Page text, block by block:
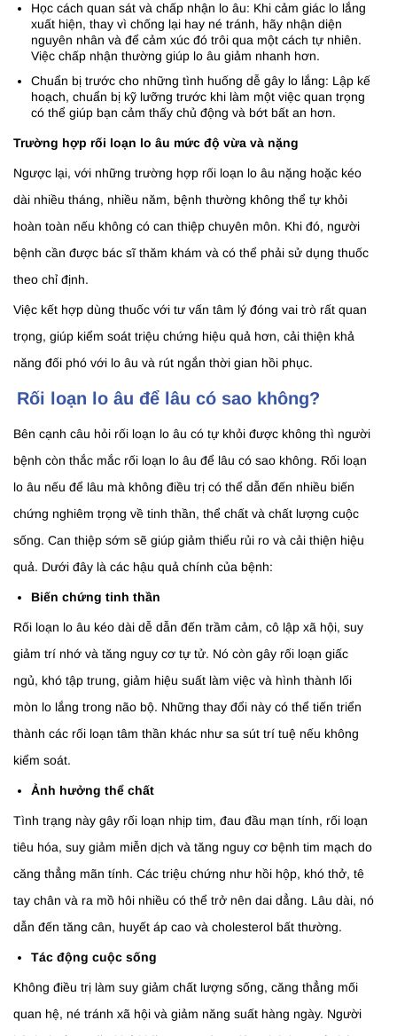
Học cách quan sát và chấp nhận lo âu: Khi cảm giác lo lắng
xuất hiện, thay vì chống lại hay né tránh, hãy nhận diện
nguyên nhân và để cảm xúc đó trôi qua một cách tự nhiên.
Việc chấp nhận thường giúp lo âu giảm nhanh hơn.
Chuẩn bị trước cho những tình huống dễ gây lo lắng: Lập kế
hoạch, chuẩn bị kỹ lưỡng trước khi làm một việc quan trọng
có thể giúp bạn cảm thấy chủ động và bớt bất an hơn.
Trường hợp rối loạn lo âu mức độ vừa và nặng
Ngược lại, với những trường hợp rối loạn lo âu nặng hoặc kéo
dài nhiều tháng, nhiều năm, bệnh thường không thể tự khỏi
hoàn toàn nếu không có can thiệp chuyên môn. Khi đó, người
bệnh cần được bác sĩ thăm khám và có thể phải sử dụng thuốc
theo chỉ định.
Việc kết hợp dùng thuốc với tư vấn tâm lý đóng vai trò rất quan
trọng, giúp kiểm soát triệu chứng hiệu quả hơn, cải thiện khả
năng đối phó với lo âu và rút ngắn thời gian hồi phục.
Rối loạn lo âu để lâu có sao không?
Bên cạnh câu hỏi rối loạn lo âu có tự khỏi được không thì người
bệnh còn thắc mắc rối loạn lo âu để lâu có sao không. Rối loạn
lo âu nếu để lâu mà không điều trị có thể dẫn đến nhiều biến
chứng nghiêm trọng về tinh thần, thể chất và chất lượng cuộc
sống. Can thiệp sớm sẽ giúp giảm thiểu rủi ro và cải thiện hiệu
quả. Dưới đây là các hậu quả chính của bệnh:
Biến chứng tinh thần
Rối loạn lo âu kéo dài dễ dẫn đến trầm cảm, cô lập xã hội, suy
giảm trí nhớ và tăng nguy cơ tự tử. Nó còn gây rối loạn giấc
ngủ, khó tập trung, giảm hiệu suất làm việc và hình thành lối
mòn lo lắng trong não bộ. Những thay đổi này có thể tiến triển
thành các rối loạn tâm thần khác như sa sút trí tuệ nếu không
kiểm soát.
Ảnh hưởng thể chất
Tình trạng này gây rối loạn nhịp tim, đau đầu mạn tính, rối loạn
tiêu hóa, suy giảm miễn dịch và tăng nguy cơ bệnh tim mạch do
căng thẳng mãn tính. Các triệu chứng như hồi hộp, khó thở, tê
tay chân và ra mồ hôi nhiều có thể trở nên dai dẳng. Lâu dài, nó
dẫn đến tăng cân, huyết áp cao và cholesterol bất thường.
Tác động cuộc sống
Không điều trị làm suy giảm chất lượng sống, căng thẳng mối
quan hệ, né tránh xã hội và giảm năng suất hàng ngày. Người